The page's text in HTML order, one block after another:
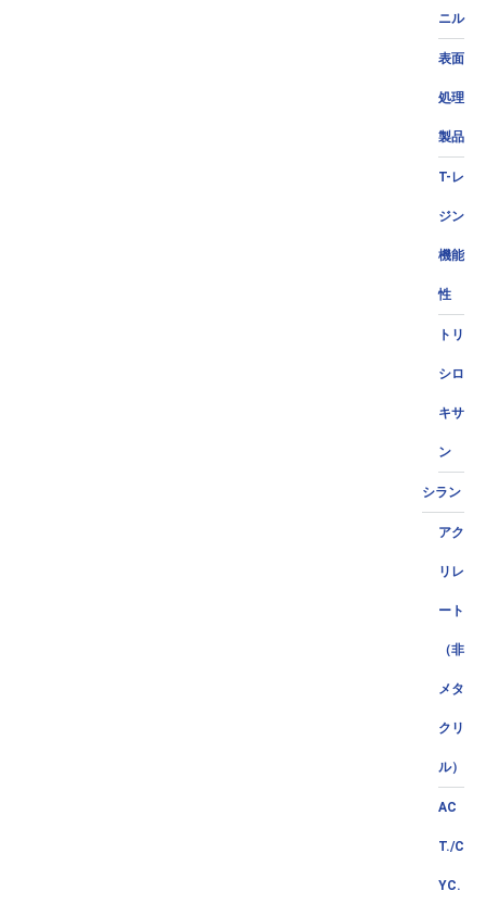
ニル
表面
処理
製品
T-レ
ジン
機能
性
トリ
シロ
キサ
ン
シラン
アク
リレ
ート
（非
メタ
クリ
ル）
AC
T./C
YC.